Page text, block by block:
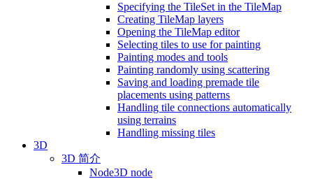
Specifying the TileSet in the TileMap
Creating TileMap layers
Opening the TileMap editor
Selecting tiles to use for painting
Painting modes and tools
Painting randomly using scattering
Saving and loading premade tile
placements using patterns
Handling tile connections automatically
using terrains
Handling missing tiles
3D
3D 简介
Node3D node